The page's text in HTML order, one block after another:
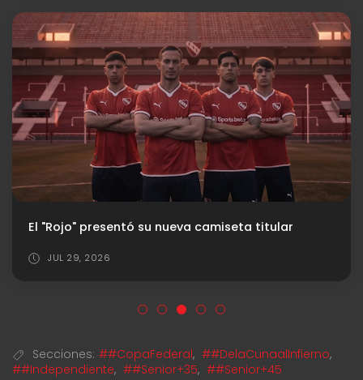
JUL 26, 2026
Secciones: ##CopaFederal, ##DelaCunaalInfierno,
##Independiente, ##Senior+35, ##Senior+45